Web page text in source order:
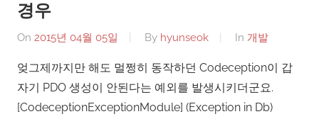
경우
On 2015년 04월 05일 By hyunseok In 개발
엊그제까지만 해도 멀쩡히 동작하던 Codeception이 갑
자기 PDO 생성이 안된다는 예외를 발생시키더군요.
[CodeceptionExceptionModule] (Exception in Db)